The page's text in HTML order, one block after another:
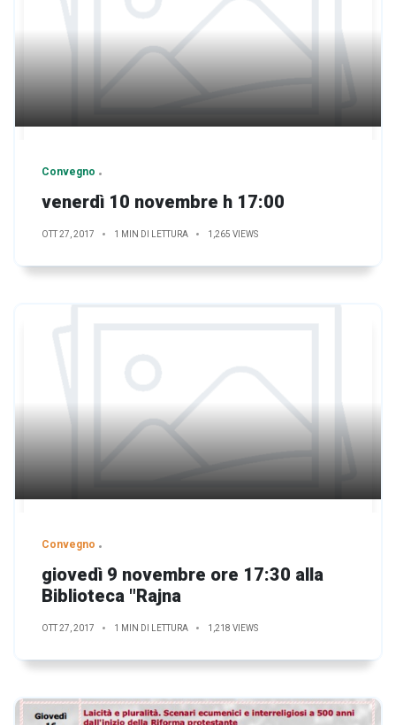
Convegno
venerdì 10 novembre h 17:00
OTT 27, 2017 1 MIN DI LETTURA 1,265 VIEWS
Convegno
giovedì 9 novembre ore 17:30 alla
Biblioteca "Rajna
OTT 27, 2017 1 MIN DI LETTURA 1,218 VIEWS